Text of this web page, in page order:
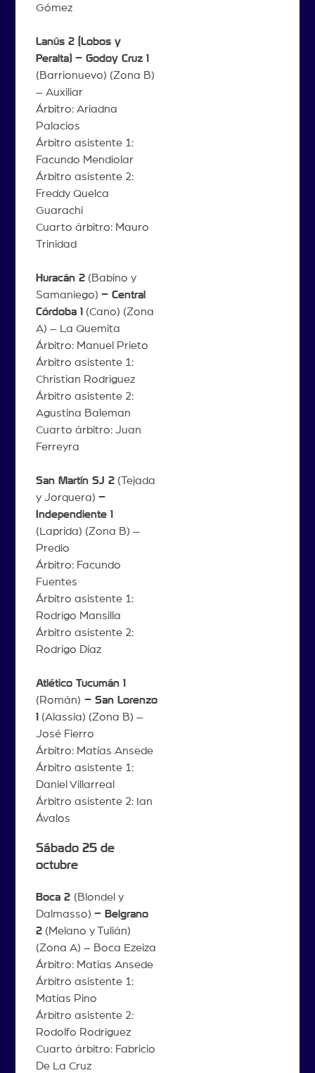
Gómez
Lanús 2 (Lobos y
Peralta) – Godoy Cruz 1
(Barrionuevo) (Zona B)
– Auxiliar
Árbitro: Ariadna
Palacios
Árbitro asistente 1:
Facundo Mendiolar
Árbitro asistente 2:
Freddy Quelca
Guarachi
Cuarto árbitro: Mauro
Trinidad
Huracán 2(Babino y
Samaniego) – Central
Córdoba 1 (Cano) (Zona
A) – La Quemita
Árbitro: Manuel Prieto
Árbitro asistente 1:
Christian Rodriguez
Árbitro asistente 2:
Agustina Baleman
Cuarto árbitro: Juan
Ferreyra
San Martín SJ 2(Tejada
y Jorquera) –
Independiente 1
(Laprida) (Zona B) –
Predio
Árbitro: Facundo
Fuentes
Árbitro asistente 1:
Rodrigo Mansilla
Árbitro asistente 2:
Rodrigo Díaz
Atlético Tucumán 1
(Román) – San Lorenzo
1 (Alassia) (Zona B) –
José Fierro
Árbitro: Matías Ansede
Árbitro asistente 1:
Daniel Villarreal
Árbitro asistente 2: Ian
Ávalos
Sábado 25 de
octubre
Boca 2 (Blondel y
Dalmasso) – Belgrano
2(Melano y Tulián)
(Zona A) – Boca Ezeiza
Árbitro: Matias Ansede
Árbitro asistente 1:
Matías Pino
Árbitro asistente 2:
Rodolfo Rodriguez
Cuarto árbitro: Fabricio
De La Cruz